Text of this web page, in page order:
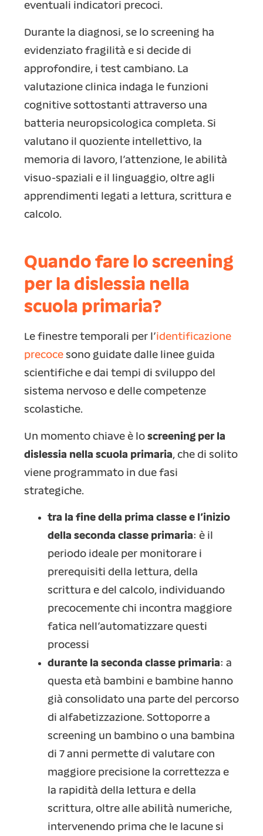
eventuali indicatori precoci.
Durante la diagnosi, se lo screening ha
evidenziato fragilità e si decide di
approfondire, i test cambiano. La
valutazione clinica indaga le funzioni
cognitive sottostanti attraverso una
batteria neuropsicologica completa. Si
valutano il quoziente intellettivo, la
memoria di lavoro, l’attenzione, le abilità
visuo-spaziali e il linguaggio, oltre agli
apprendimenti legati a lettura, scrittura e
calcolo.
Quando fare lo screening
per la dislessia nella
scuola primaria?
Le finestre temporali per l’identificazione
precoce sono guidate dalle linee guida
scientifiche e dai tempi di sviluppo del
sistema nervoso e delle competenze
scolastiche.
Un momento chiave è lo screening per la
dislessia nella scuola primaria, che di solito
viene programmato in due fasi
strategiche.
tra la fine della prima classe e l’inizio
della seconda classe primaria: è il
periodo ideale per monitorare i
prerequisiti della lettura, della
scrittura e del calcolo, individuando
precocemente chi incontra maggiore
fatica nell’automatizzare questi
processi
durante la seconda classe primaria: a
questa età bambini e bambine hanno
già consolidato una parte del percorso
di alfabetizzazione. Sottoporre a
screening un bambino o una bambina
di 7 anni permette di valutare con
maggiore precisione la correttezza e
la rapidità della lettura e della
scrittura, oltre alle abilità numeriche,
intervenendo prima che le lacune si